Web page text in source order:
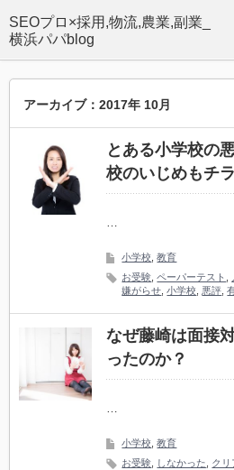
SEOプロ×採用,物流,農業,副業_
横浜パパblog
アーカイブ：2017年 10月
とある小学校の
校のいじめもチ
…
小学校 ,教育
お受験 ,ペーパーテスト
嫌がらせ ,小学校 悪評 ,
なぜ藤崎は面接
ったのか？
…
小学校 ,教育
お受験
しなかった クリ